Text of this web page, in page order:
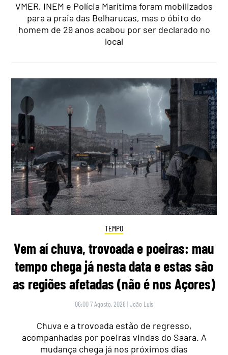
VMER, INEM e Polícia Marítima foram mobilizados
para a praia das Belharucas, mas o óbito do
homem de 29 anos acabou por ser declarado no
local
TEMPO
Vem aí chuva, trovoada e poeiras: mau
tempo chega já nesta data e estas são
as regiões afetadas (não é nos Açores)
06:00 7 Agosto, 2026 |João Luís
Chuva e a trovoada estão de regresso,
acompanhadas por poeiras vindas do Saara. A
mudança chega já nos próximos dias